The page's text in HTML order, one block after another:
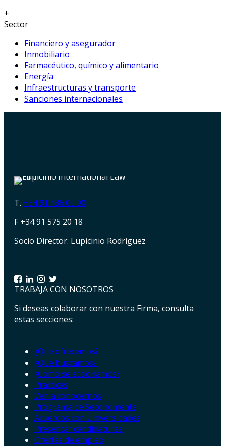
+
Sector
Financiero y asegurador
Inmobiliario
Farmacéutico, químico y alimentario
Energía
Infraestructuras y transporte
Sanciones internacionales
T. +34 91 436 00 90
F +34 91 575 20 18
Socio Director: Lupicinio Rodríguez
TRABAJA CON NOSOTROS
Si deseas colaborar con nuestra Firma, consulta
estas secciones:
¿Qué ofrecemos?
¿Qué buscamos?
¿Cómo seleccionamos?
Prácticas
Ven a conocernos
Programa de Secondments
Acuerdos con Universidades
Presentar candidaturas
Ofertas de empleo